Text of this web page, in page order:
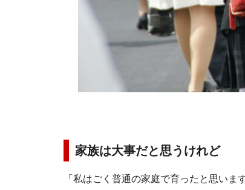
家族は大事だと思うけれど
「私はごく普通の家庭で育ったと思い